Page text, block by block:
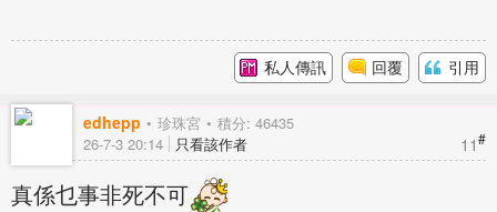
私人傳訊 回覆 引用
edhepp 珍珠宮 積分: 46435
11#
26-7-3 20:14 只看該作者
真係乜事非死不可